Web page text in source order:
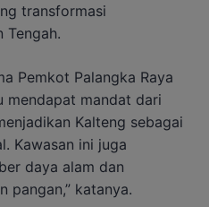
transformasi
Tengah.
Pemkot Palangka Raya
mendapat mandat dari
Kalteng sebagai
Kawasan ini juga
daya alam dan
pangan,” katanya.